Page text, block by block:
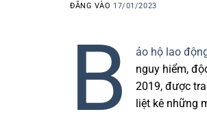
ĐĂNG VÀO 17/01/2023
B ảo hộ lao
nguy hiểm,
2019, được
liệt kê những